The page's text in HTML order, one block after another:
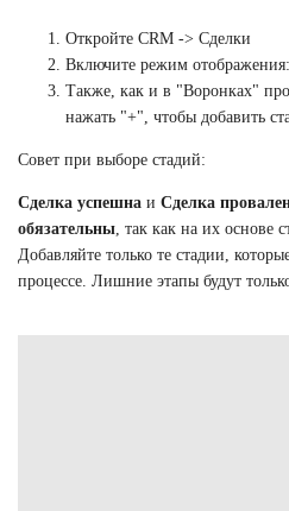
Откройте CRM -> Сделки
Включите режим
Также, как и в "Воронках"
нажать "+", чтобы добавить
Совет при выборе стадий:
Сделка успешна и Сделка
обязательны , так как на их основе
Добавляйте только те стадии,
процессе. Лишние этапы будут